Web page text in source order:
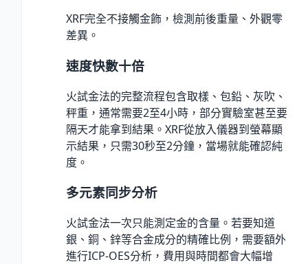
XRF完全不接觸金飾，檢測前後重量、外觀零
差異。
速度快數十倍
火試金法的完整流程包含取樣、包鉛、灰吹、
秤重，通常需要2至4小時，部分實驗室甚至要
隔天才能拿到結果。XRF從放入儀器到螢幕顯
示結果，只需30秒至2分鐘，當場就能確認純
度。
多元素同步分析
火試金法一次只能測定金的含量。若要知道
銀、銅、鋅等合金成分的精確比例，需要額外
進行ICP-OES分析，費用與時間都會大幅增